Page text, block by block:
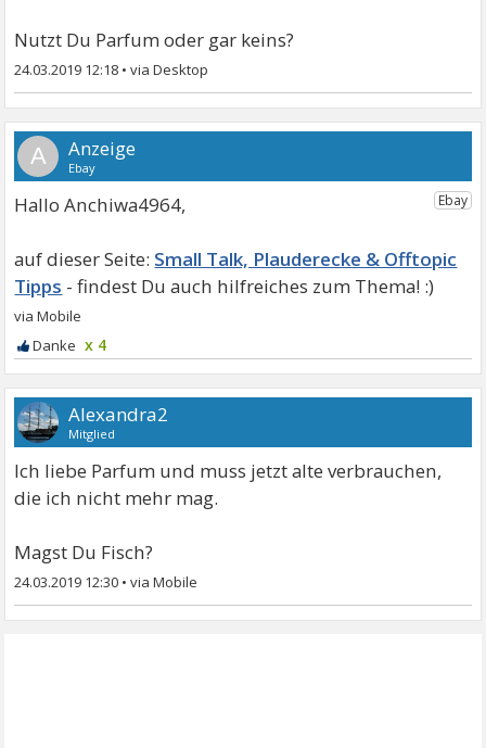
Nutzt Du Parfum oder gar keins?
24.03.2019 12:18 •
A
Hallo Anchiwa4964,
Small Talk, Plauderecke & Offtopic
Tipps
x 4
Alexandra2
Mitglied
Ich liebe Parfum und muss jetzt alte verbrauchen,
die ich nicht mehr mag.
Magst Du Fisch?
24.03.2019 12:30 •